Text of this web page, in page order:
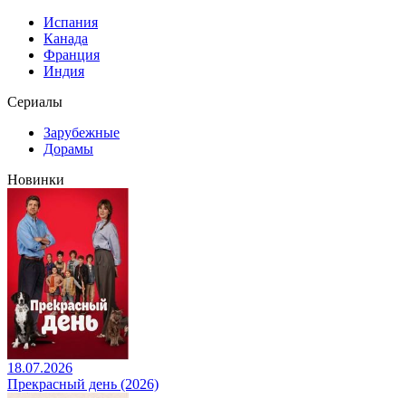
Испания
Канада
Франция
Индия
Сериалы
Зарубежные
Дорамы
Новинки
18.07.2026
Прекрасный день (2026)